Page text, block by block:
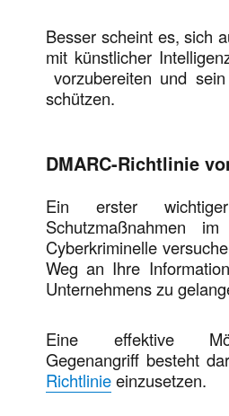
Besser scheint es, sich
mit künstlicher
vorzubereiten und
schützen.
DMARC-Richtlinie
Ein erster
Schutzmaßnahmen
Cyberkriminelle
Weg an Ihre
Unternehmens zu
Eine effektive
Gegenangriff besteht
Richtlinieeinzusetzen.